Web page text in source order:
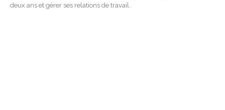
deux ans et gérer ses relations de travail.